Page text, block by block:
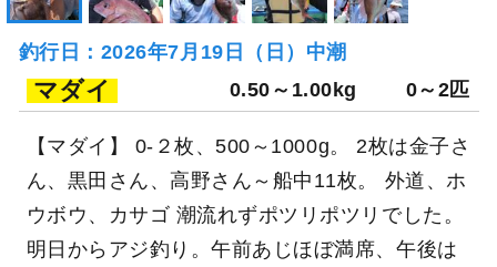
釣行日：2026年7月19日（日）中潮
マダイ 0.50～1.00kg 0～2匹
【マダイ】 0-２枚、500～1000g。 2枚は金子さ
ん、黒田さん、高野さん～船中11枚。 外道、ホ
ウボウ、カサゴ 潮流れずポツリポツリでした。
明日からアジ釣り。午前あじほぼ満席、午後は